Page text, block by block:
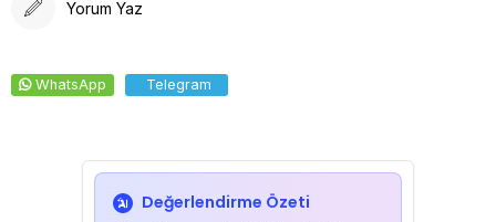
Yorum Yaz
WhatsApp Telegram
Değerlendirme Özeti